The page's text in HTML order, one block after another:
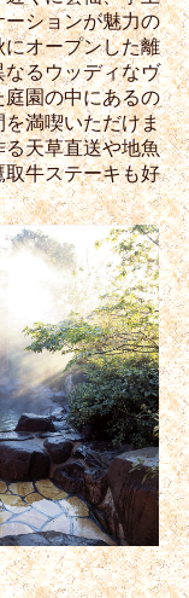
ションが魅力の
にオープンした離
るウッディなヴ
園の中にあるの
満喫いただけま
天草直送や地魚
牛ステーキも好